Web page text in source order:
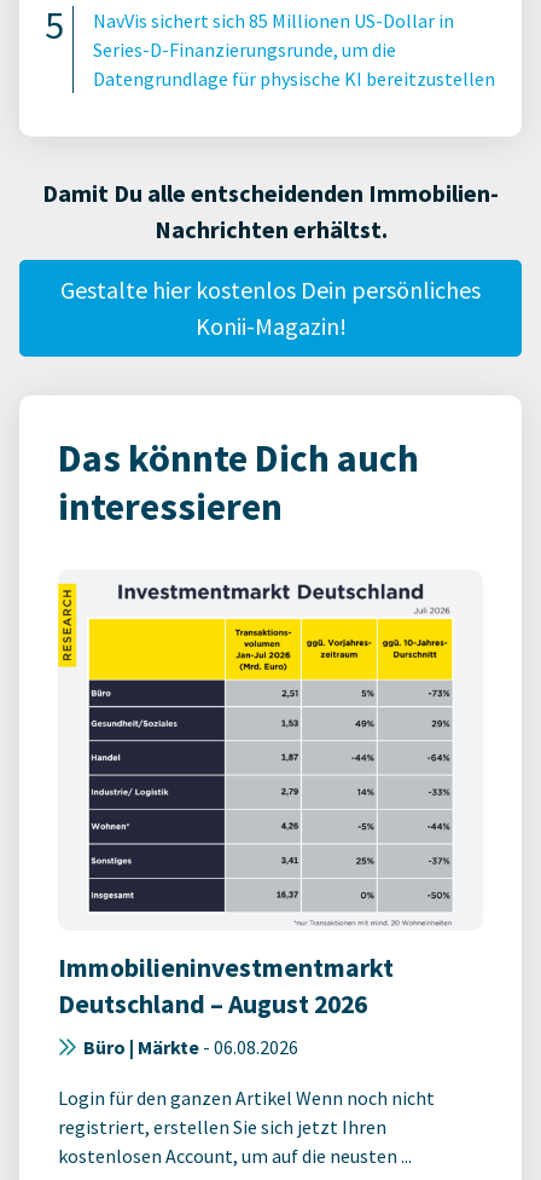
NavVis sichert sich 85 Millionen US-Dollar in
Series-D-Finanzierungsrunde, um die
Datengrundlage für physische KI bereitzustellen
Damit Du alle entscheidenden Immobilien-
Nachrichten erhältst.
Gestalte hier kostenlos Dein persönliches
Konii-Magazin!
Das könnte Dich auch
interessieren
Immobilieninvestmentmarkt
Deutschland – August 2026
Büro | Märkte - 06.08.2026
Login für den ganzen Artikel Wenn noch nicht
registriert, erstellen Sie sich jetzt Ihren
kostenlosen Account, um auf die neusten ...